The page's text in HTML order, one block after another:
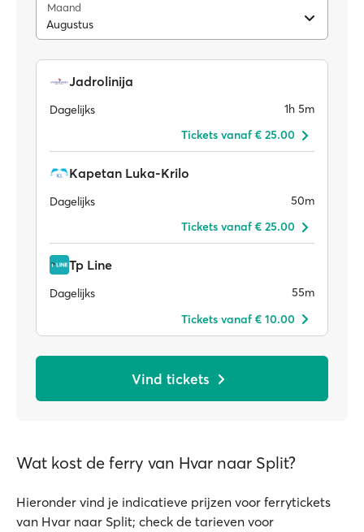
Maand
Augustus
Jadrolinija
Dagelijks
1h 5m
Tickets vanaf € 25.00
Kapetan Luka-Krilo
Dagelijks
50m
Tickets vanaf € 25.00
Tp Line
Dagelijks
55m
Tickets vanaf € 10.00
Vind tickets
Wat kost de ferry van Hvar naar Split?
Hieronder vind je indicatieve prijzen voor ferrytickets
van Hvar naar Split; check de tarieven voor